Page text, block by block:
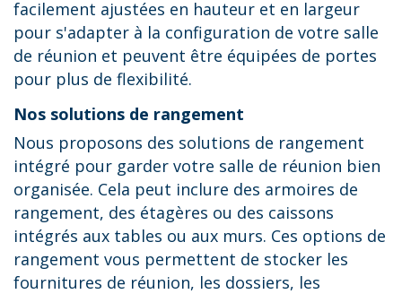
facilement ajustées en hauteur et en largeur
pour s'adapter à la configuration de votre salle
de réunion et peuvent être équipées de portes
pour plus de flexibilité.
Nos solutions de rangement
Nous proposons des solutions de rangement
intégré pour garder votre salle de réunion bien
organisée. Cela peut inclure des armoires de
rangement, des étagères ou des caissons
intégrés aux tables ou aux murs. Ces options de
rangement vous permettent de stocker les
fournitures de réunion, les dossiers, les